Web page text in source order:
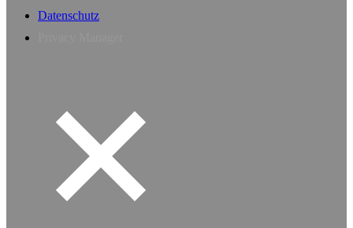
Datenschutz